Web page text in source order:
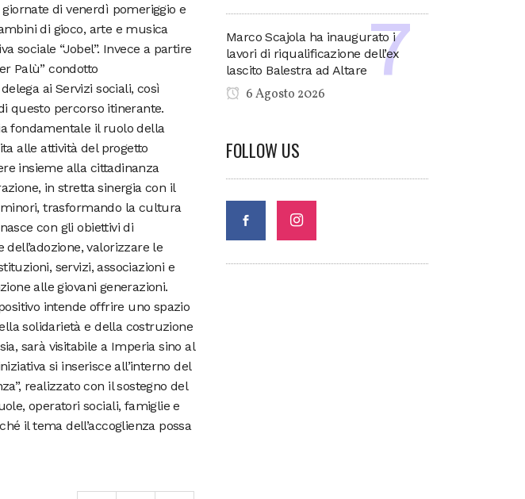
di venerdì pomeriggio e
di gioco, arte e musica
sociale “Jobel”. Invece a partire
Palù” condotto
ai Servizi sociali, così
questo percorso itinerante.
fondamentale il ruolo della
alle attività del progetto
insieme alla cittadinanza
in stretta sinergia con il
minori, trasformando la cultura
con gli obiettivi di
valorizzare le
servizi, associazioni e
alle giovani generazioni.
intende offrire uno spazio
solidarietà e della costruzione
sarà visitabile a Imperia sino al
si inserisce all’interno del
realizzato con il sostegno del
operatori sociali, famiglie e
il tema dell’accoglienza possa
Marco Scajola ha inaugurato i
lavori di riqualificazione dell’ex
lascito Balestra ad Altare
6 Agosto 2026
FOLLOW US